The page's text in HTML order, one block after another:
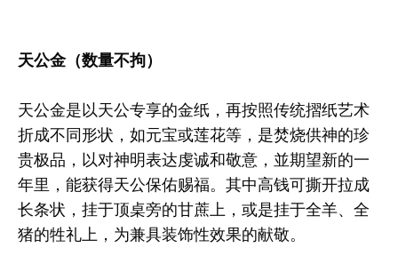
天公金（数量不拘）
天公金是以天公专享的金纸，再按照传统摺纸艺术
折成不同形状，如元宝或莲花等，是焚烧供神的珍
贵极品，以对神明表达虔诚和敬意，並期望新的一
年里，能获得天公保佑赐福。其中高钱可撕开拉成
长条状，挂于顶桌旁的甘蔗上，或是挂于全羊、全
猪的牲礼上，为兼具装饰性效果的献敬。